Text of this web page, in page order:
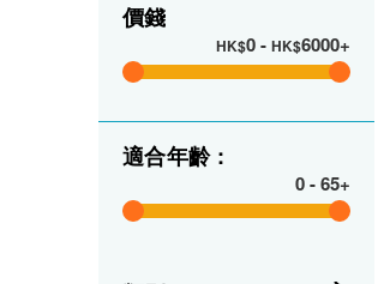
價錢
HK$0- HK$6000+
適合年齡 :
0-65+